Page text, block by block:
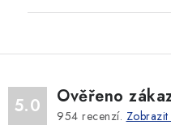
5.0 Ověřeno
954 recenzí.